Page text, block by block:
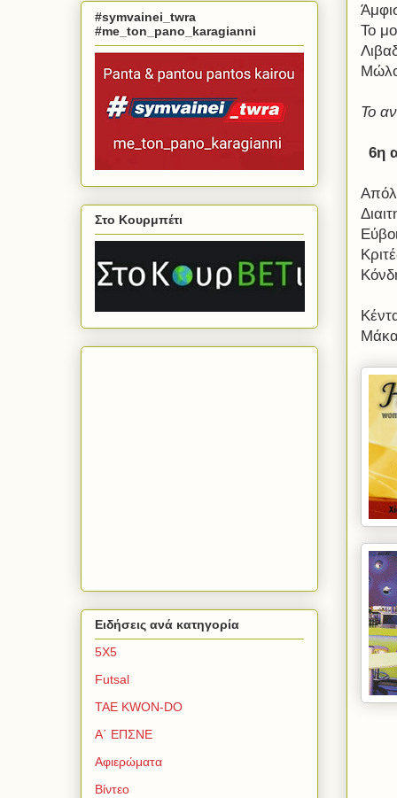
Το
Το
6η
#symvainei_twra
#me_ton_pano_karagianni
Στο Κουρμπέτι
Ειδήσεις ανά κατηγορία
5Χ5
Futsal
TAE KWON-DO
Α΄ ΕΠΣΝΕ
Αφιερώματα
Βίντεο